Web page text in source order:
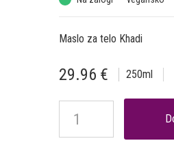
Maslo za telo Khadi
29.96 € 250ml